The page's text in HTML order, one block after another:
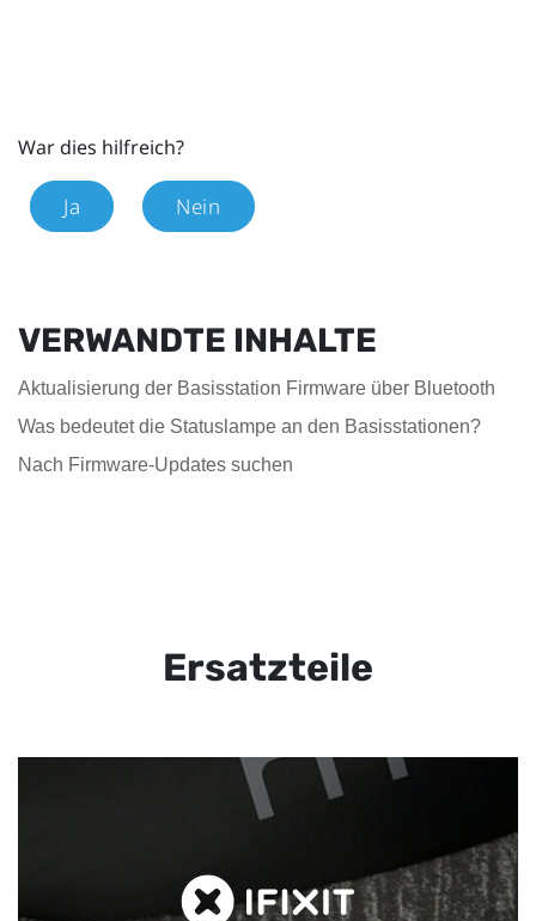
War dies hilfreich?
Ja Nein
VERWANDTE INHALTE
Aktualisierung der Basisstation Firmware über Bluetooth
Was bedeutet die Statuslampe an den Basisstationen?
Nach Firmware-Updates suchen
Ersatzteile